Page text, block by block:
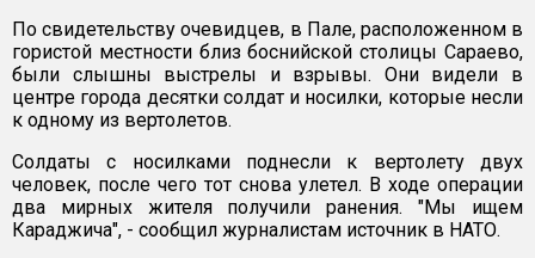
По свидетельству очевидцев, в Пале, расположенном в
гористой местности близ боснийской столицы Сараево,
были слышны выстрелы и взрывы. Они видели в
центре города десятки солдат и носилки, которые несли
к одному из вертолетов.
Солдаты с носилками поднесли к вертолету двух
человек, после чего тот снова улетел. В ходе операции
два мирных жителя получили ранения. "Мы ищем
Караджича", - сообщил журналистам источник в НАТО.